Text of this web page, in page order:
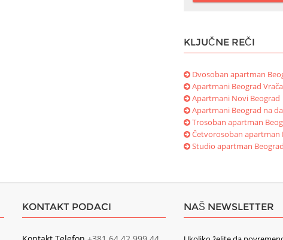
KLJUČNE REČI
Dvosoban apartman
Apartmani Beograd
Apartmani Novi Beograd
Apartmani Beograd na
Trosoban apartman
Četvorosoban apartman
Studio apartman Beograd
KONTAKT PODACI NAŠ NEWSLETTER